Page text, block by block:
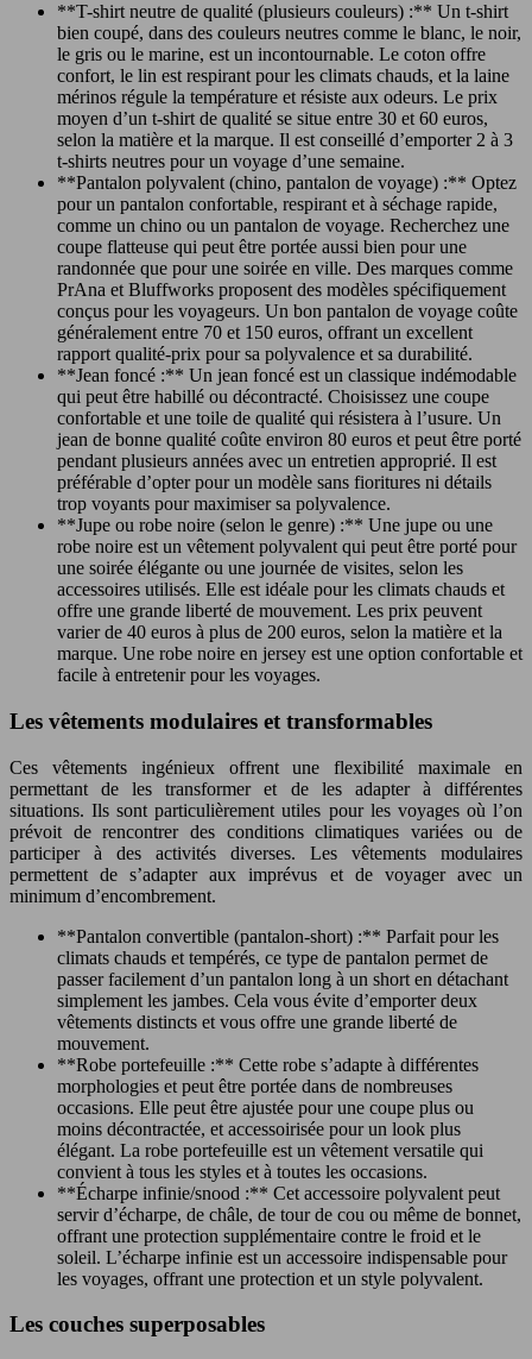
**T-shirt neutre de qualité (plusieurs couleurs) :** Un t-shirt
bien coupé, dans des couleurs neutres comme le blanc, le noir,
le gris ou le marine, est un incontournable. Le coton offre
confort, le lin est respirant pour les climats chauds, et la laine
mérinos régule la température et résiste aux odeurs. Le prix
moyen d’un t-shirt de qualité se situe entre 30 et 60 euros,
selon la matière et la marque. Il est conseillé d’emporter 2 à 3
t-shirts neutres pour un voyage d’une semaine.
**Pantalon polyvalent (chino, pantalon de voyage) :** Optez
pour un pantalon confortable, respirant et à séchage rapide,
comme un chino ou un pantalon de voyage. Recherchez une
coupe flatteuse qui peut être portée aussi bien pour une
randonnée que pour une soirée en ville. Des marques comme
PrAna et Bluffworks proposent des modèles spécifiquement
conçus pour les voyageurs. Un bon pantalon de voyage coûte
généralement entre 70 et 150 euros, offrant un excellent
rapport qualité-prix pour sa polyvalence et sa durabilité.
**Jean foncé :** Un jean foncé est un classique indémodable
qui peut être habillé ou décontracté. Choisissez une coupe
confortable et une toile de qualité qui résistera à l’usure. Un
jean de bonne qualité coûte environ 80 euros et peut être porté
pendant plusieurs années avec un entretien approprié. Il est
préférable d’opter pour un modèle sans fioritures ni détails
trop voyants pour maximiser sa polyvalence.
**Jupe ou robe noire (selon le genre) :** Une jupe ou une
robe noire est un vêtement polyvalent qui peut être porté pour
une soirée élégante ou une journée de visites, selon les
accessoires utilisés. Elle est idéale pour les climats chauds et
offre une grande liberté de mouvement. Les prix peuvent
varier de 40 euros à plus de 200 euros, selon la matière et la
marque. Une robe noire en jersey est une option confortable et
facile à entretenir pour les voyages.
Les vêtements modulaires et transformables
Ces vêtements ingénieux offrent une flexibilité maximale en
permettant de les transformer et de les adapter à différentes
situations. Ils sont particulièrement utiles pour les voyages où l’on
prévoit de rencontrer des conditions climatiques variées ou de
participer à des activités diverses. Les vêtements modulaires
permettent de s’adapter aux imprévus et de voyager avec un
minimum d’encombrement.
**Pantalon convertible (pantalon-short) :** Parfait pour les
climats chauds et tempérés, ce type de pantalon permet de
passer facilement d’un pantalon long à un short en détachant
simplement les jambes. Cela vous évite d’emporter deux
vêtements distincts et vous offre une grande liberté de
mouvement.
**Robe portefeuille :** Cette robe s’adapte à différentes
morphologies et peut être portée dans de nombreuses
occasions. Elle peut être ajustée pour une coupe plus ou
moins décontractée, et accessoirisée pour un look plus
élégant. La robe portefeuille est un vêtement versatile qui
convient à tous les styles et à toutes les occasions.
**Écharpe infinie/snood :** Cet accessoire polyvalent peut
servir d’écharpe, de châle, de tour de cou ou même de bonnet,
offrant une protection supplémentaire contre le froid et le
soleil. L’écharpe infinie est un accessoire indispensable pour
les voyages, offrant une protection et un style polyvalent.
Les couches superposables